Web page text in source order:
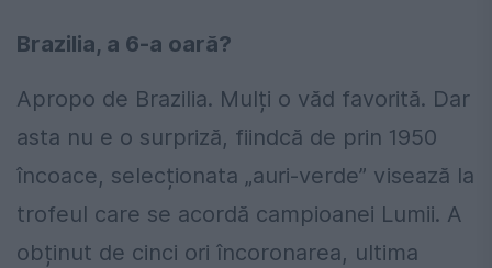
Brazilia, a 6-a oară?
Apropo de Brazilia. Mulți o văd favorită. Dar
asta nu e o surpriză, fiindcă de prin 1950
încoace, selecționata „auri-verde” visează la
trofeul care se acordă campioanei Lumii. A
obținut de cinci ori încoronarea, ultima